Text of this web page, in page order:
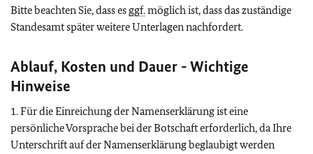
Bitte beachten Sie, dass es ggf.möglich ist, dass das zuständige
Standesamt später weitere Unterlagen nachfordert.
Ablauf, Kosten und Dauer -Wichtige
Hinweise
1. Für die Einreichung der Namenserklärung ist eine
persönliche Vorsprache bei der Botschaft erforderlich, da Ihre
Unterschrift auf der Namenserklärung beglaubigt werden